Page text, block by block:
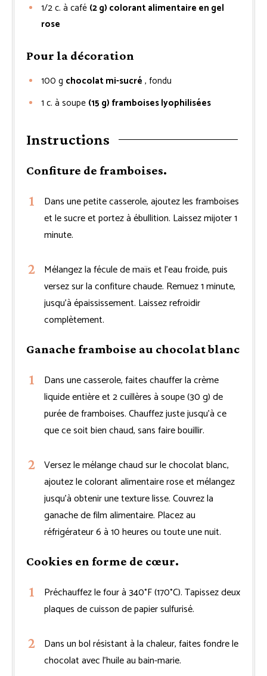
1/2c. à café (2 g) colorant alimentaire en gel
rose
Pour la décoration
100 g chocolat mi-sucré , fondu
1 c. à soupe (15 g) framboises lyophilisées
Instructions
Confiture de framboises.
Dans une petite casserole, ajoutez les framboises
et le sucre et portez à ébullition. Laissez mijoter 1
minute.
Mélangez la fécule de maïs et l’eau froide, puis
versez sur la confiture chaude. Remuez 1 minute,
jusqu’à épaississement. Laissez refroidir
complètement.
Ganache framboise au chocolat blanc
Dans une casserole, faites chauffer la crème
liquide entière et 2 cuillères à soupe (30 g) de
purée de framboises. Chauffez juste jusqu’à ce
que ce soit bien chaud, sans faire bouillir.
Versez le mélange chaud sur le chocolat blanc,
ajoutez le colorant alimentaire rose et mélangez
jusqu’à obtenir une texture lisse. Couvrez la
ganache de film alimentaire. Placez au
réfrigérateur 6 à 10 heures ou toute une nuit.
Cookies en forme de cœur.
Préchauffez le four à 340°F (170°C). Tapissez deux
plaques de cuisson de papier sulfurisé.
Dans un bol résistant à la chaleur, faites fondre le
chocolat avec l’huile au bain-marie.